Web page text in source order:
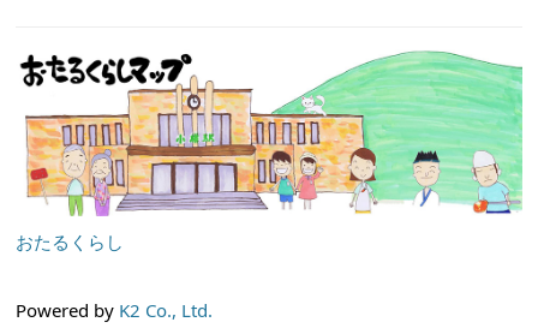
おたるくらし
Powered by K2 Co., Ltd.